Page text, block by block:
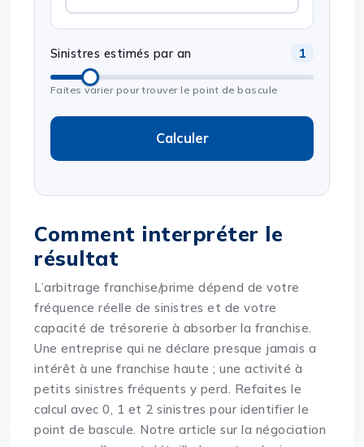
Sinistres estimés par an 1
Faites varier pour trouver le point de bascule
Calculer
Comment interpréter le
résultat
L’arbitrage franchise/prime dépend de votre
fréquence réelle de sinistres et de votre
capacité de trésorerie à absorber la franchise.
Une entreprise qui ne déclare presque jamais a
intérêt à une franchise haute ; une activité à
petits sinistres fréquents y perd. Refaites le
calcul avec 0, 1 et 2 sinistres pour identifier le
point de bascule. Notre article sur la négociation